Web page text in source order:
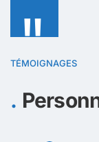
"
TÉMOIGNAGES